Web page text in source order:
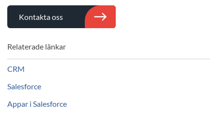
Kontakta oss
Relaterade länkar
CRM
Salesforce
Appar i Salesforce